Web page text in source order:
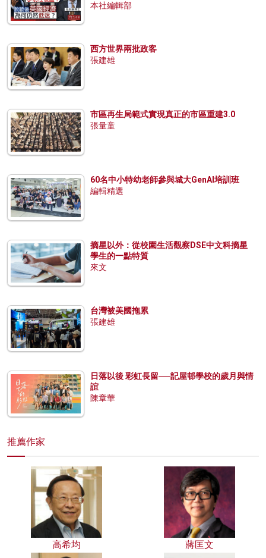
本社編輯部
西方世界兩批政客
張建雄
市區再生局範式實現真正的市區重建3.0
張量童
60名中小特幼老師參與城大GenAI培訓班
編輯精選
摘星以外：從校園生活觀察DSE中文科摘星
學生的一點特質
來文
台灣被美國拖累
張建雄
日落以後 彩虹長留──記屋邨學校的歲月與情
誼
陳章華
推薦作家
高希均 蔣匡文